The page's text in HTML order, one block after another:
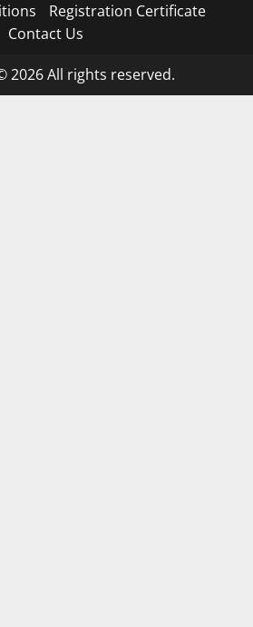
Registration Certificate
Contact Us
2026 All rights reserved.